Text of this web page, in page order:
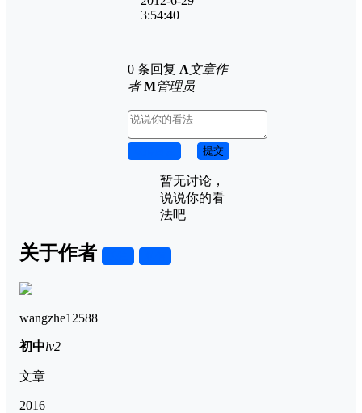
3:54:40
0 条回复 A文章作
者 M管理员
提交
暂无讨论，
说说你的看
法吧
关于作者
wangzhe12588
初中lv2
文章
2016